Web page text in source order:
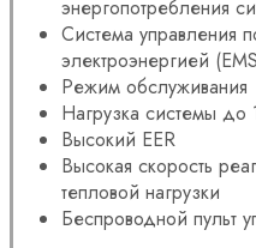
энергопотребления
Система управления
электроэнергией
Режим обслуживания
Нагрузка системы до
Высокий EER
Высокая скорость
тепловой нагрузки
Беспроводной пульт